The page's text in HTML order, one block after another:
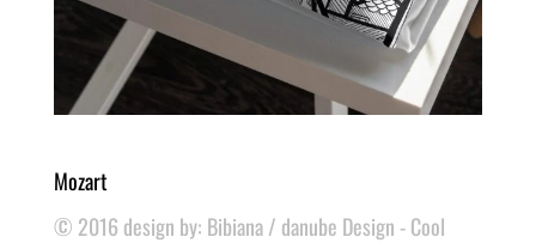
Mozart
© 2016 design by: Bibiana / danube Design - Cool